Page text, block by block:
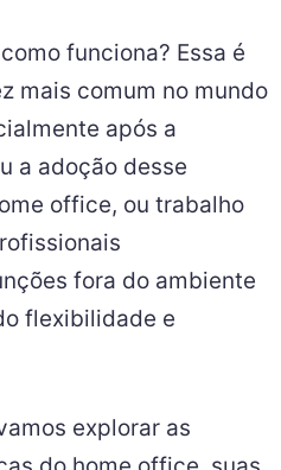
funciona? Essa é
mais comum no mundo
após a
a adoção desse
office, ou trabalho
fora do ambiente
flexibilidade e
explorar as